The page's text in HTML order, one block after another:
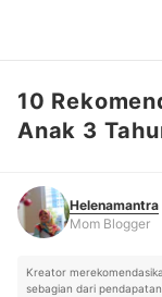
Helenamantra
10
Anak 3
Helenamantra
Mom Blogger
Kreator
sebagian dari